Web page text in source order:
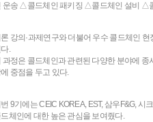
운송 △콜드체인 패키징 △콜드체인 설비 △
강의·과제연구와 더불어 우수 콜드체인
.
과정은 콜드체인과 관련된 다양한 분야에
중점을 두고 있다.
9기에는 CEIC KOREA, EST, 삼우F&G,
체인에 대한 높은 관심을 보여줬다.